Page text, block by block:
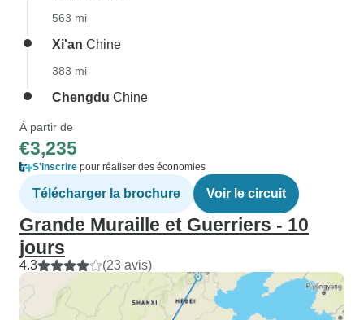
563 mi
Xi'an Chine
383 mi
Chengdu Chine
À partir de
€3,235
S'inscrire pour réaliser des économies
Télécharger la brochure Voir le circuit
Grande Muraille et Guerriers - 10
jours
4.3 (23 avis)